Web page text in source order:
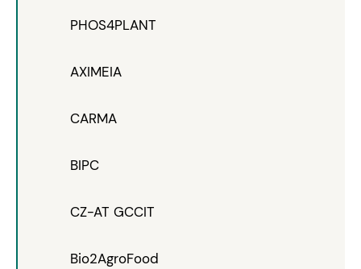
PHOS4PLANT
AXIMEIA
CARMA
BIPC
CZ-AT GCCIT
Bio2AgroFood